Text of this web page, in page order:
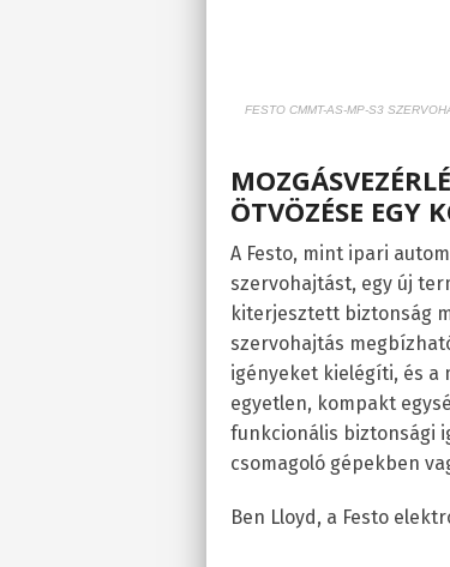
FESTO CMMT-AS-MP-S3
ÖTVÖZÉSE EGY
A Festo, mint ipari
szervohajtást, egy új
kiterjesztett biztonság
szervohajtás
igényeket kielégíti, és
egyetlen, kompakt
funkcionális biztonsági
csomagoló gépekben
Ben Lloyd, a Festo